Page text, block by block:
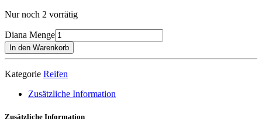
Nur noch 2 vorrätig
Diana Menge
In den Warenkorb
Kategorie Reifen
Zusätzliche Information
Zusätzliche Information